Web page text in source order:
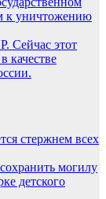
к уничтожению
Сейчас этот
качестве
стержнем всех